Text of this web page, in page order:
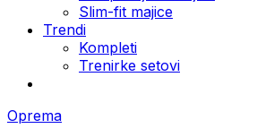
Slim-fit majice
Trendi
Kompleti
Trenirke setovi
Oprema